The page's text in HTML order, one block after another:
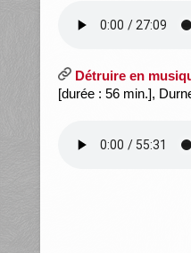
Détruire en
[durée : 56 min.],